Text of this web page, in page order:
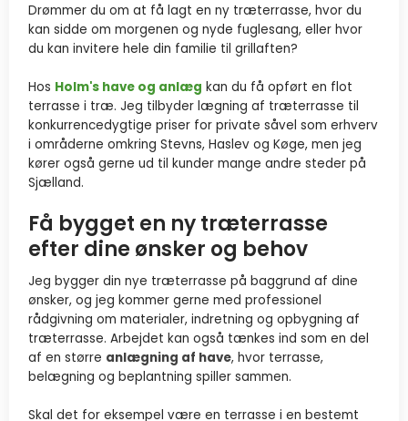
Drømmer du om at få lagt en ny træterrasse, hvor du
kan sidde om morgenen og nyde fuglesang, eller hvor
du kan invitere hele din familie til grillaften?
Hos Holm's have og anlæg kan du få opført en flot
terrasse i træ. Jeg tilbyder lægning af træterrasse til
konkurrencedygtige priser for private såvel som erhverv
i områderne omkring Stevns, Haslev og Køge, men jeg
kører også gerne ud til kunder mange andre steder på
Sjælland.
Få bygget en ny træterrasse
efter dine ønsker og behov
Jeg bygger din nye træterrasse på baggrund af dine
ønsker, og jeg kommer gerne med professionel
rådgivning om materialer, indretning og opbygning af
træterrasse. ​Arbejdet kan også tænkes ind som en del
af en større anlægning af have, hvor terrasse,
belægning og beplantning spiller sammen.
Skal det for eksempel være en terrasse i en bestemt